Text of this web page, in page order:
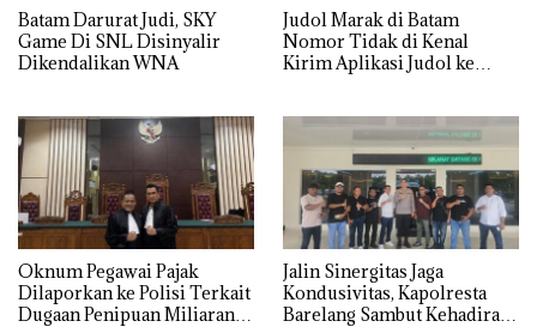
Batam Darurat Judi, SKY
Game Di SNL Disinyalir
Dikendalikan WNA
Judol Marak di Batam
Nomor Tidak di Kenal
Kirim Aplikasi Judol ke
Oknum Pegawai Pajak
Dilaporkan ke Polisi Terkait
Dugaan Penipuan Miliaran
Jalin Sinergitas Jaga
Kondusivitas, Kapolresta
Barelang Sambut Kehadiran